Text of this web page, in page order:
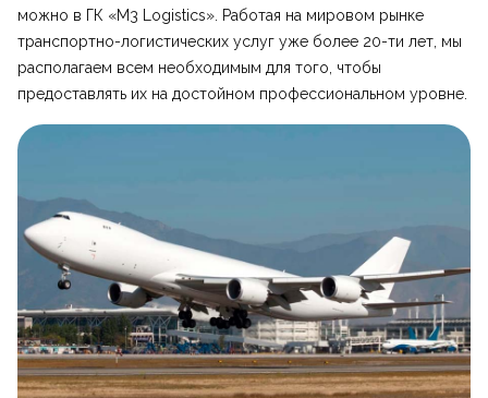
можно в ГК «M3 Logistics». Работая на мировом рынке
транспортно-логистических услуг уже более 20-ти лет, мы
располагаем всем необходимым для того, чтобы
предоставлять их на достойном профессиональном уровне.